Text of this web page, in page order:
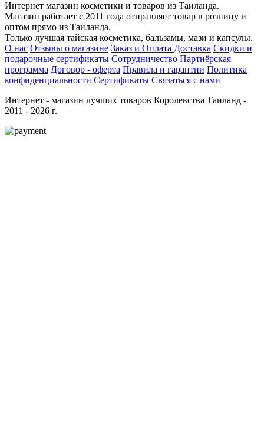
Интернет магазин косметики и товаров из Таиланда.
Магазин работает с 2011 года отправляет товар в розницу и
оптом прямо из Таиланда.
Только лучшая тайская косметика, бальзамы, мази и капсулы.
О нас Отзывы о магазине Заказ и Оплата Доставка Скидки и
подарочные сертификаты Сотрудничество Партнёрская
программа Договор - оферта Правила и гарантии Политика
конфиденциальности Сертификаты Связаться с нами
Интернет - магазин лучших товаров Королевства Таиланд -
2011 - 2026 г.